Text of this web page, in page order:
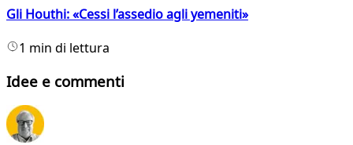
Gli Houthi: «Cessi l’assedio agli yemeniti»
1 min di lettura
Idee e commenti